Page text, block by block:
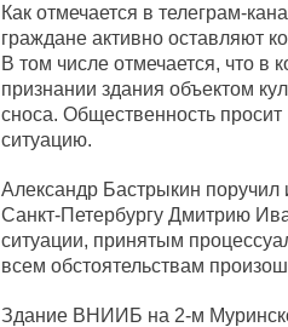
Как отмечается в телеграм-
граждане активно оставляют
В том числе отмечается, что в
признании здания объектом
сноса. Общественность
ситуацию.
Александр Бастрыкин
Санкт-Петербургу Дмитрию
ситуации, принятым
всем обстоятельствам
Здание ВНИИБ на 2-м